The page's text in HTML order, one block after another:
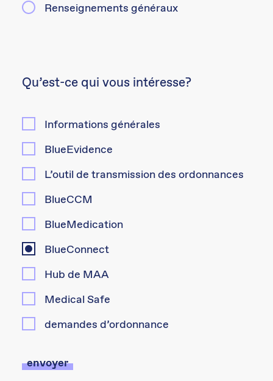
Renseignements généraux
Qu’est-ce qui vous intéresse?
Informations générales
BlueEvidence
L’outil de transmission des ordonnances
BlueCCM
BlueMedication
BlueConnect
Hub de MAA
Medical Safe
demandes d’ordonnance